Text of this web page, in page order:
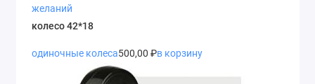
желаний
колесо 42*18
одиночные колеса500,00 ₽в корзину